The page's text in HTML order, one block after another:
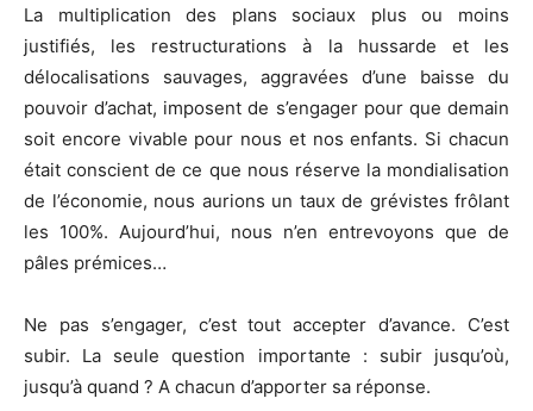
La multiplication des plans sociaux plus ou moins
justifiés, les restructurations à la hussarde et les
délocalisations sauvages, aggravées d’une baisse du
pouvoir d’achat, imposent de s’engager pour que demain
soit encore vivable pour nous et nos enfants. Si chacun
était conscient de ce que nous réserve la mondialisation
de l’économie, nous aurions un taux de grévistes frôlant
les 100%. Aujourd’hui, nous n’en entrevoyons que de
pâles prémices…
Ne pas s’engager, c’est tout accepter d’avance. C’est
subir. La seule question importante : subir jusqu’où,
jusqu’à quand ? A chacun d’apporter sa réponse.